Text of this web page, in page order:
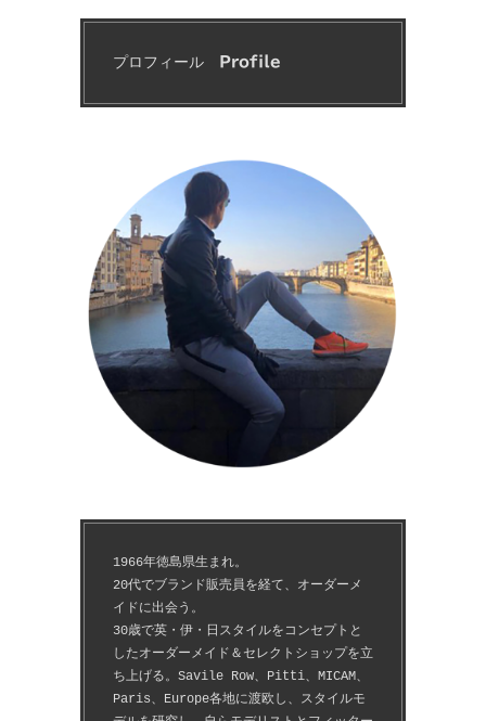
プロフィール Profile
1966年徳島県生まれ。
20代でブランド販売員を経て、オーダーメ
イドに出会う。
30歳で英・伊・日スタイルをコンセプトと
したオーダーメイド＆セレクトショップを立
ち上げる。Savile Row、Pitti、MICAM、
Paris、Europe各地に渡欧し、スタイルモ